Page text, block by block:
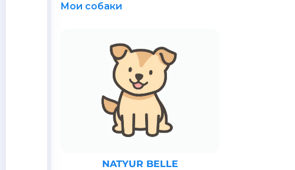
Мои собаки
NATYUR BELLE